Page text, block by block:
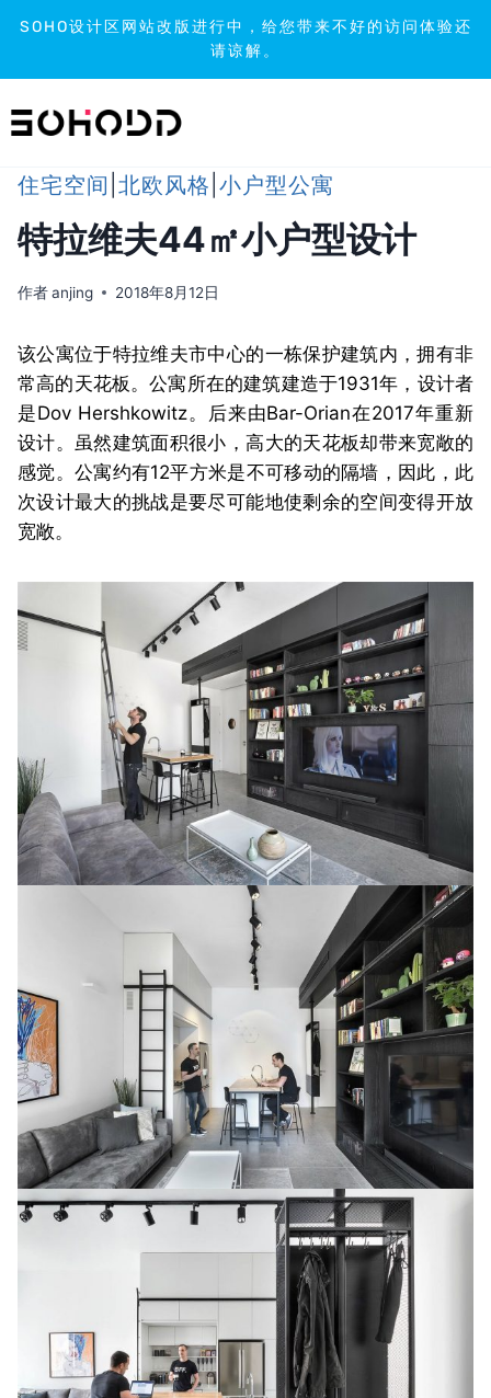
SOHO设计区网站改版进行中，给您带来不好的访问体验还
请谅解。
到
住宅空间 北欧风格 小户型公寓
特拉维夫44㎡小户型设计
作者anjing 2018年8月12日
该公寓位于特拉维夫市中心的一栋保护建筑内，拥有非
常高的天花板。公寓所在的建筑建造于1931年，设计者
是Dov Hershkowitz。后来由Bar-Orian在2017年重新
设计。虽然建筑面积很小，高大的天花板却带来宽敞的
感觉。公寓约有12平方米是不可移动的隔墙，因此，此
次设计最大的挑战是要尽可能地使剩余的空间变得开放
宽敞。